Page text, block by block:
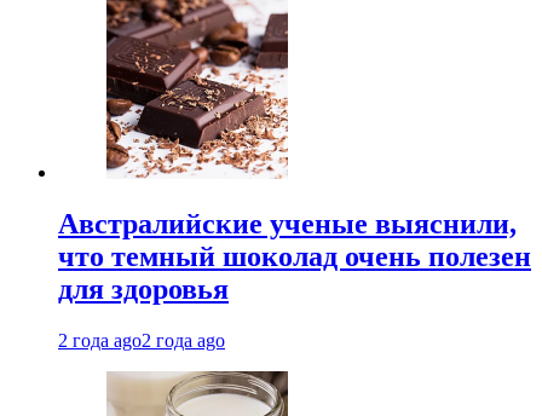
Австралийские ученые выяснили,
что темный шоколад очень полезен
для здоровья
2 года ago2 года ago